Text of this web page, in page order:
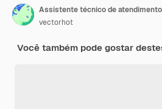
vectorhot
Você também pode gostar